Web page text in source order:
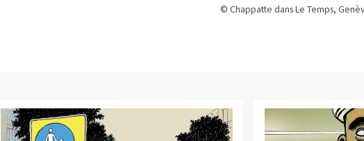
© Chappatte dans Le Temps,